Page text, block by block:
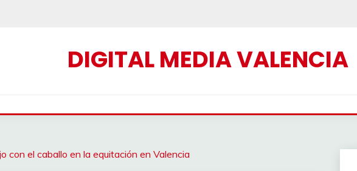
DIGITAL MEDIA VALENCIA
con el caballo en la equitación en Valencia